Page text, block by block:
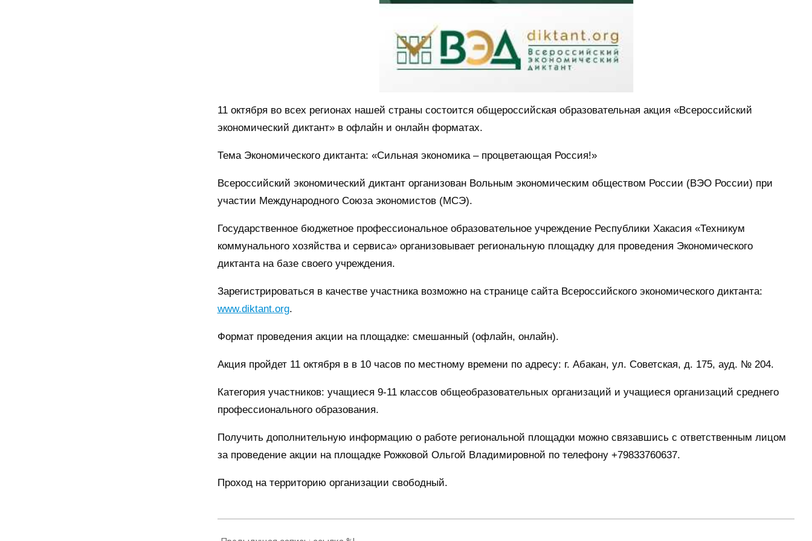
11 октября во всех регионах нашей страны состоится общероссийская образовательная акция «Всероссийский
экономический диктант» в офлайн и онлайн форматах.
Тема Экономического диктанта: «Сильная экономика – процветающая Россия!»
Всероссийский экономический диктант организован Вольным экономическим обществом России (ВЭО России) при
участии Международного Союза экономистов (МСЭ).
Государственное бюджетное профессиональное образовательное учреждение Республики Хакасия «Техникум
коммунального хозяйства и сервиса» организовывает региональную площадку для проведения Экономического
диктанта на базе своего учреждения.
Зарегистрироваться в качестве участника возможно на странице сайта Всероссийского экономического диктанта:
www.diktant.org.
Формат проведения акции на площадке: смешанный (офлайн, онлайн).
Акция пройдет 11 октября в в 10 часов по местному времени по адресу: г. Абакан, ул. Советская, д. 175, ауд. № 204.
Категория участников: учащиеся 9-11 классов общеобразовательных организаций и учащиеся организаций среднего
профессионального образования.
Получить дополнительную информацию о работе региональной площадки можно связавшись с ответственным лицом
за проведение акции на площадке Рожковой Ольгой Владимировной по телефону +79833760637.
Проход на территорию организации свободный.